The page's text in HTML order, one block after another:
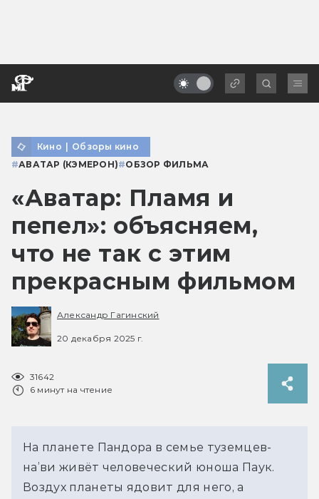
Кино | Обзоры кино
#АВАТАР (КЭМЕРОН)#ОБЗОР ФИЛЬМА
«Аватар: Пламя и
пепел»: объясняем,
что не так с этим
прекрасным фильмом
Александр Гагинский
20 декабря 2025 г.
31642
6 минут на чтение
На планете Пандора в семье туземцев-
на’ви живёт человеческий юноша Паук.
Воздух планеты ядовит для него, а